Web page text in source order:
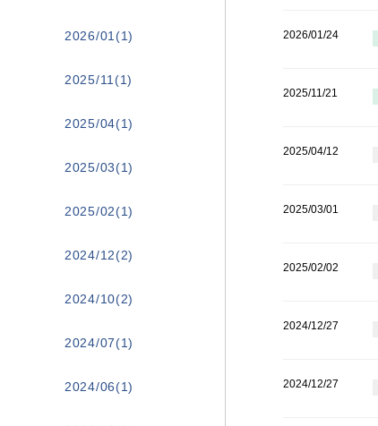
2026/01(1)
2025/11(1)
2025/04(1)
2025/03(1)
2025/02(1)
2024/12(2)
2024/10(2)
2024/07(1)
2024/06(1)
2026/01/24
2025/11/21
2025/04/12
2025/03/01
2025/02/02
2024/12/27
2024/12/27